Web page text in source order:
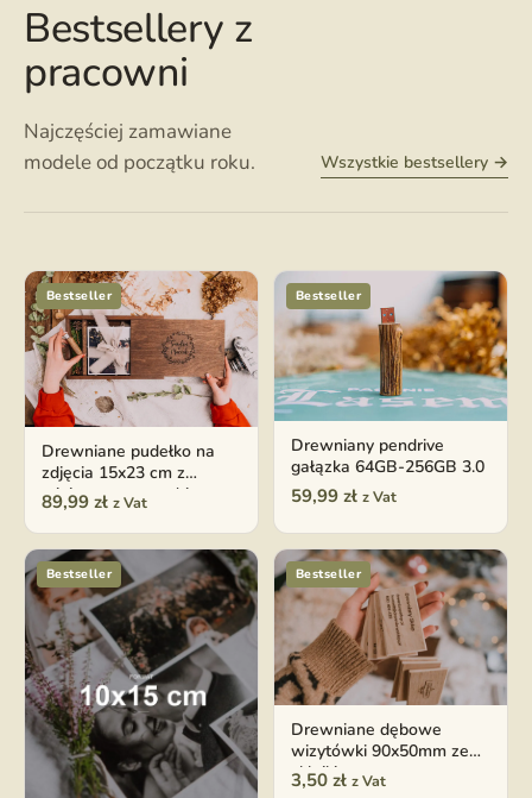
Bestsellery z
pracowni
Najczęściej zamawiane
modele od początku roku.
Wszystkie bestsellery →
Bestseller
Drewniane pudełko na
zdjęcia 15x23 cm z
miejscem na pendrive
89,99 zł z Vat
Bestseller
Drewniany pendrive
gałązka 64GB-256GB 3.0
59,99 zł z Vat
Bestseller Bestseller
Drewniane dębowe
wizytówki 90x50mm ze
sklejki
3,50 zł z Vat